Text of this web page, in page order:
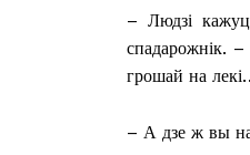
– Людзі
спадарожнік.
грошай на
– А дзе ж вы